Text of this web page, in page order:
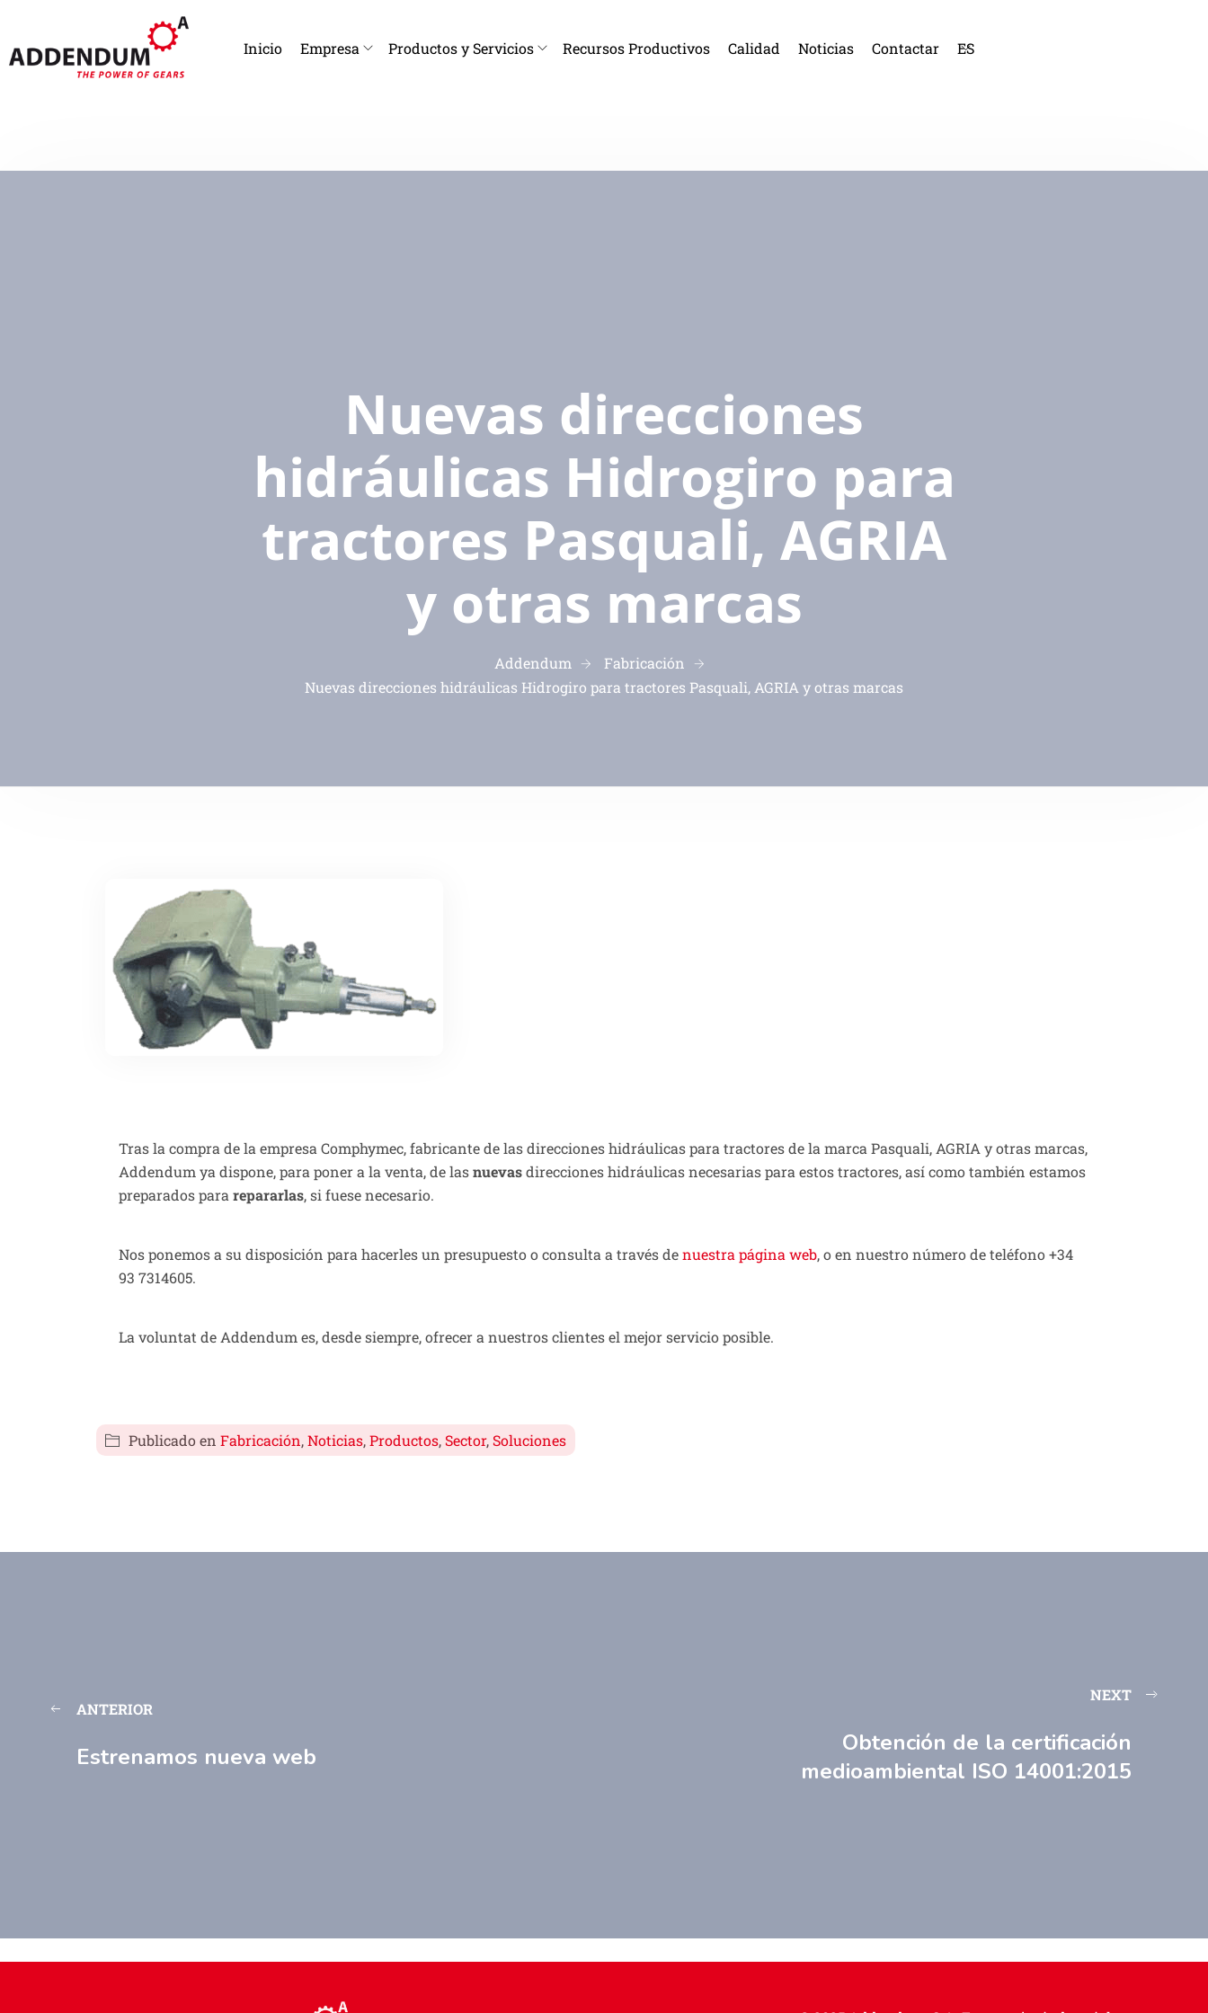
Inicio Empresa Productos y Servicios Recursos Productivos Calidad Noticias Contactar ES
Nuevas direcciones
hidráulicas Hidrogiro para
tractores Pasquali, AGRIA
y otras marcas
Addendum
Fabricación
Nuevas direcciones hidráulicas Hidrogiro para tractores Pasquali, AGRIA y otras marcas
Tras la compra de la empresa Comphymec, fabricante de las direcciones hidráulicas para tractores de la marca Pasquali, AGRIA y otras marcas,
Addendum ya dispone, para poner a la venta, de lasnuevasdirecciones hidráulicas necesarias para estos tractores, así como también estamos
preparados pararepararlas, si fuese necesario.
Nos ponemos a su disposición para hacerles un presupuesto o consulta a través denuestra página web, o en nuestro número de teléfono +34
93 7314605.
La voluntat de Addendum es, desde siempre, ofrecer a nuestros clientes el mejor servicio posible.
Publicado en Fabricación,Noticias,Productos, Sector, Soluciones
ANTERIOR
Estrenamos nueva web
NEXT
Obtención de la certificación
medioambiental ISO 14001:2015